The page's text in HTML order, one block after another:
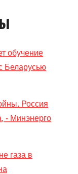
обучение
Беларусью
Россия
- Минэнерго
газа в